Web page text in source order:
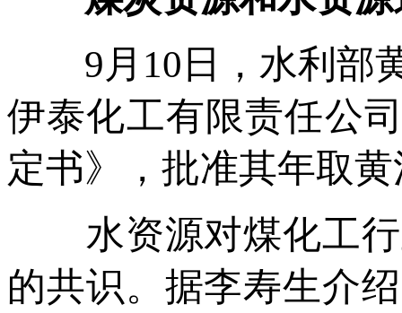
9月10日，水利部黄
伊泰化工有限责任公
定书》，批准其年取
水资源对煤化工行
的共识。据李寿生介